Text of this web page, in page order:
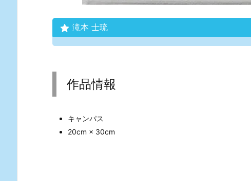
滝本 士琉
作品情報
キャンパス
20cm × 30cm